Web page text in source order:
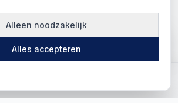
Kaart
Alleen noodzakelijk
Alles accepteren